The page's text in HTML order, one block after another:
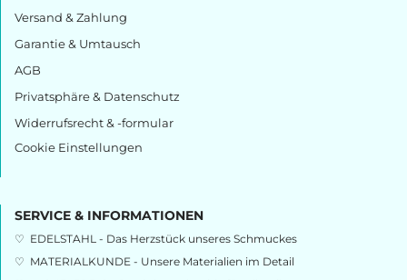
Versand & Zahlung
Garantie & Umtausch
AGB
Privatsphäre & Datenschutz
Widerrufsrecht & -formular
Cookie Einstellungen
SERVICE & INFORMATIONEN
♡ EDELSTAHL - Das Herzstück unseres Schmuckes
♡ MATERIALKUNDE - Unsere Materialien im Detail